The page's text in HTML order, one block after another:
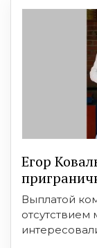
Егор
Выплатой
отсутствием